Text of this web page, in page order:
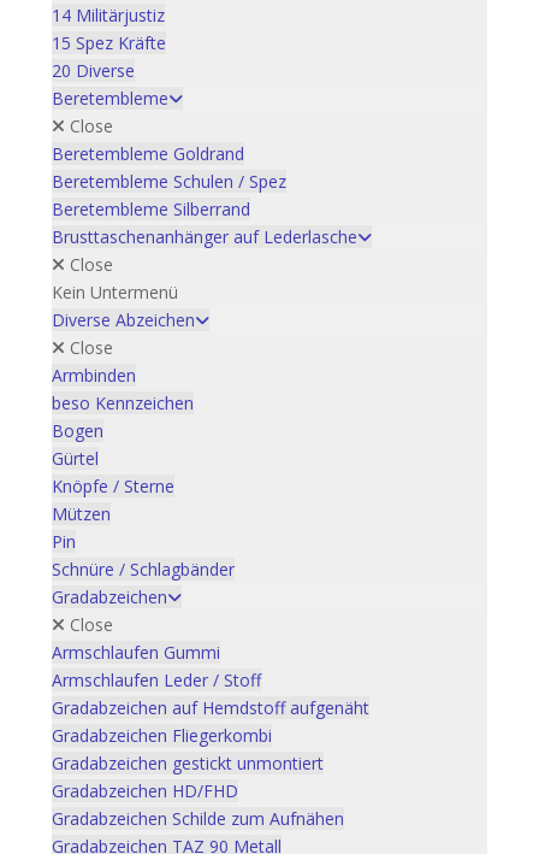
14 Militärjustiz
15 Spez Kräfte
20 Diverse
Beretembleme
Close
Beretembleme Goldrand
Beretembleme Schulen / Spez
Beretembleme Silberrand
Brusttaschenanhänger auf Lederlasche
Close
Kein Untermenü
Diverse Abzeichen
Close
Armbinden
beso Kennzeichen
Bogen
Gürtel
Knöpfe / Sterne
Mützen
Pin
Schnüre / Schlagbänder
Gradabzeichen
Close
Armschlaufen Gummi
Armschlaufen Leder / Stoff
Gradabzeichen auf Hemdstoff aufgenäht
Gradabzeichen Fliegerkombi
Gradabzeichen gestickt unmontiert
Gradabzeichen HD/FHD
Gradabzeichen Schilde zum Aufnähen
Gradabzeichen TAZ 90 Metall